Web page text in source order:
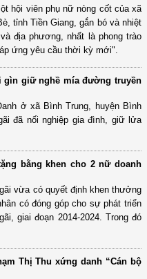
hội viên phụ nữ nòng cốt của xã
tỉnh Tiền Giang, gắn bó và nhiệt
địa phương, nhất là phong trào
ứng yêu cầu thời kỳ mới".
gìn giữ nghề mía đường truyền
ở xã Bình Trung, huyện Bình
đã nối nghiệp gia đình, giữ lửa
bằng khen cho 2 nữ doanh
vừa có quyết định khen thưởng
có đóng góp cho sự phát triển
giai đoạn 2014-2024. Trong đó
Thị Thu xứng danh “Cán bộ